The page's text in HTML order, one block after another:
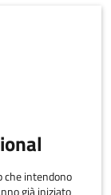
che intendono